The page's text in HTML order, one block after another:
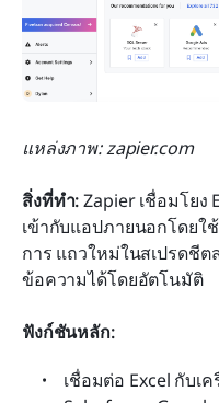
แหล่งภาพ: zapier.com
สิ่งที่ทำ: Zapier เชื่อมโยง
เข้ากับแอปภายนอกโดยใ
การ แถวใหม่ในสเปรดชีต
ข้อความได้โดยอัตโนมัติ
ฟังก์ชันหลัก:
เชื่อมต่อ Excel กับเ